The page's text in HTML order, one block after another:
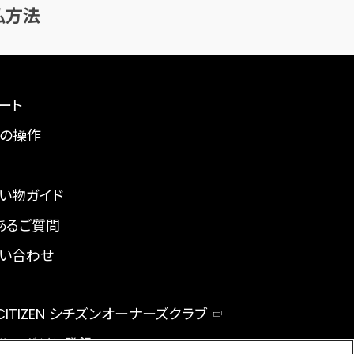
方法
ト
操作
物ガイド
るご質問
合わせ
シチズンオーナーズクラブ
マガジン登録